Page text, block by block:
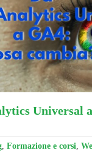
Universal
, Formazione e corsi,